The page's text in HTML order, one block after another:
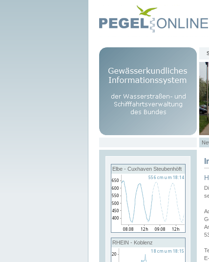
Elbe - Cuxhaven Steubenhöft
RHEIN - Koblenz